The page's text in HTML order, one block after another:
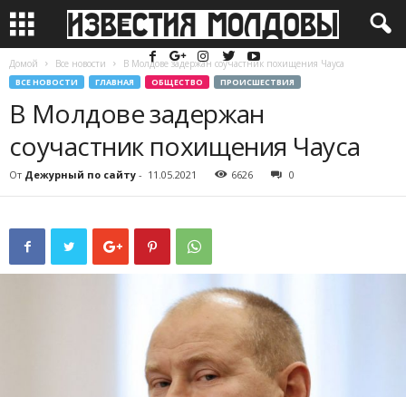
Домой Все новости В Молдове задержан соучастник похищения Чауса
ВСЕ НОВОСТИ ГЛАВНАЯ ОБЩЕСТВО ПРОИСШЕСТВИЯ
В Молдове задержан
соучастник похищения Чауса
От Дежурный по сайту - 11.05.2021 6626 0